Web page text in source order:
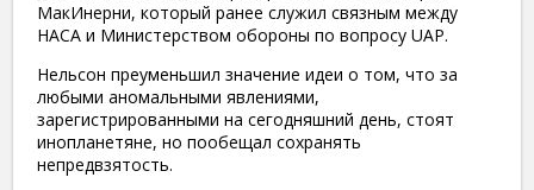
МакИнерни, который ранее служил связным между
НАСА и Министерством обороны по вопросу UAP.
Нельсон преуменьшил значение идеи о том, что за
любыми аномальными явлениями,
зарегистрированными на сегодняшний день, стоят
инопланетяне, но пообещал сохранять
непредвзятость.